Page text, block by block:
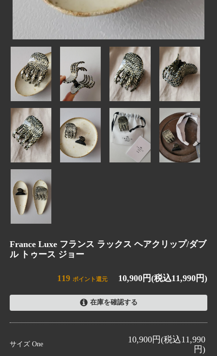
France Luxe フランス ラックス ヘアクリップ/ダブ
ル トゥース ジョー
119 ポイント還元 10,900円(税込11,990円)
在庫を確認する
SOLD OUT
サイズ One
10,900円(税込11,990
円)